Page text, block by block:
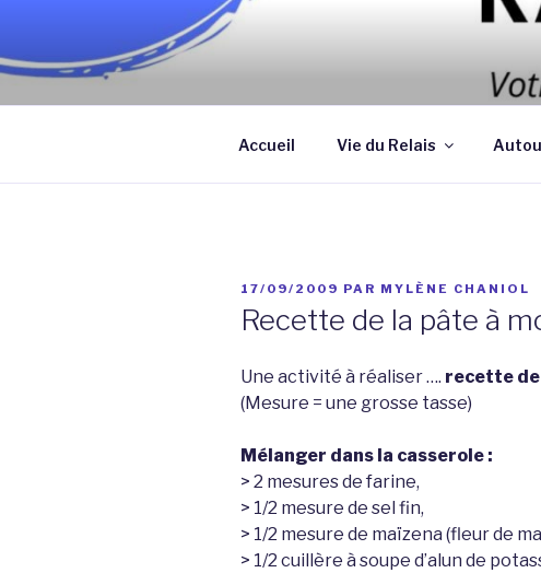
contenu
Association qui a pour objectif
assistantes maternelles et/ou au
Accueil Vie du Relais
PUBLIÉ
17/09/2009 PAR MYLÈNE CHANIOL
Recette de la pâte à
Une activité à réaliser …. recette de
(Mesure = une grosse tasse)
Mélanger dans la casserole :
> 2 mesures de farine,
> 1/2 mesure de sel fin,
> 1/2 mesure de maïzena (fleur de
> 1/2 cuillère à soupe d’alun de